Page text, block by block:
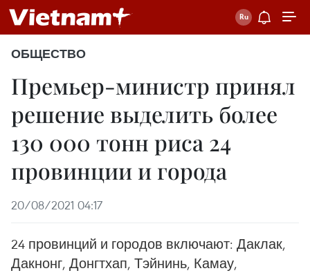
ОБЩЕСТВО
Премьер-министр принял
решение выделить более
130 000 тонн риса 24
провинции и города
20/08/2021 04:17
24 провинций и городов включают: Даклак,
Дакнонг, Донгтхап, Тэйнинь, Камау,